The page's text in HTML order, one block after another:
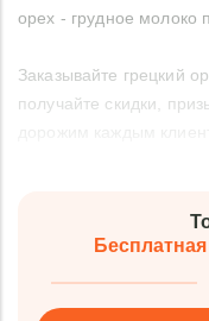
орех - грудное молоко
Заказывайте грецкий
получайте скидки,
дорожим каждым